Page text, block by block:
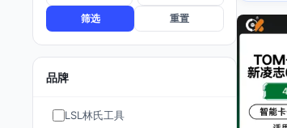
筛选 重置
品牌
LSL林氏工具